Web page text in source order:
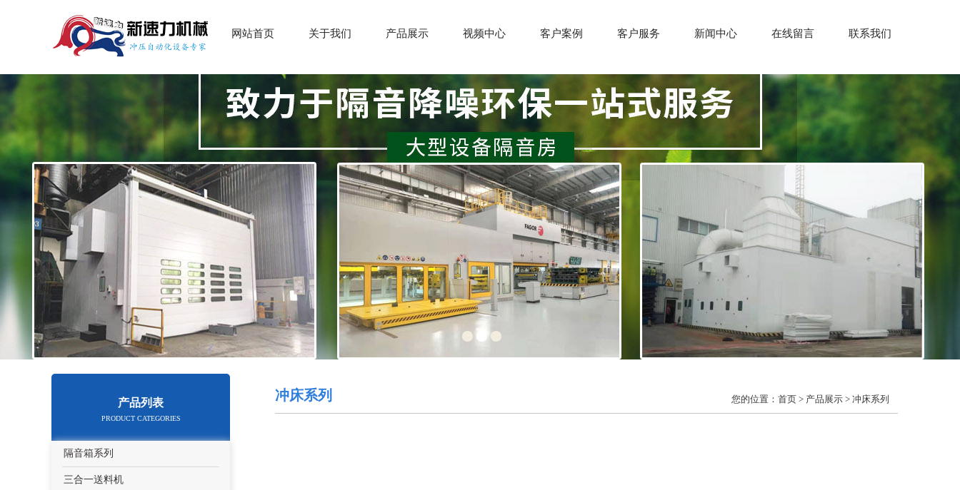
网站首页 关于我们 产品展示 视频中心 客户案例 客户服务 新闻中心 在线留言 联系我们
产品列表
PRODUCT CATEGORIES
隔音箱系列
三合一送料机
冲床系列 您的位置： 首页 > 产品展示 > 冲床系列